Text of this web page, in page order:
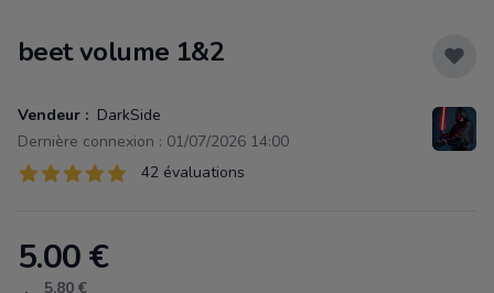
beet volume 1&2
Vendeur : DarkSide
Dernière connexion : 01/07/2026 14:00
Évaluations
42 sur 5 étoiles 42 évaluations
Product information
5.00€
5.80 €